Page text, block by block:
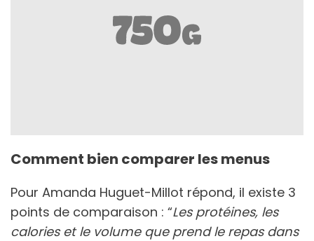
Comment bien comparer les menus
Pour Amanda Huguet-Millot répond, il existe 3
points de comparaison : “Les protéines, les
calories et le volume que prend le repas dans